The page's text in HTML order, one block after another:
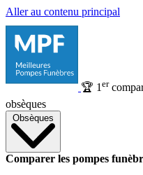
Aller au contenu principal
🏆 1 er
obsèques
Obsèques
Comparer les pompes